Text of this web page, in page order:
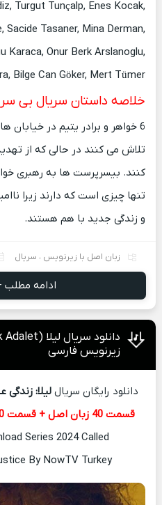
Turgut Tunçalp, Enes Kocak,
Sacide Tasaner, Mina Derman,
Karaca, Onur Berk Arslanoglu,
Bilge Can Göker, Mert Tümer
خلاصه داستان سریال بی
6 خواهر و برادر یتیم در خیابان
تلاش می کنند در حالی که از
کنند. بیسرپرست ها به رهبری
تنها چیزی است که دارند زیرا
و زندگی جدید با هم هستند.
زبان اصل با زیرنویس ، سریال
ادامه مطلب
زیرنویس فارسی
دانلود رایگان سریاللیلا:
قسمت 40 زبان اصل + قسمت 40 زیرنویس فارسی اضاف شد
Series 2024 Called
By NowTV Turkey